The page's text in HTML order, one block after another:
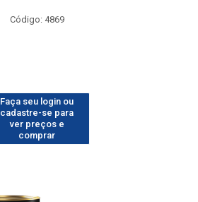
Código: 4869
Faça seu login ou
cadastre-se para
ver preços e
comprar